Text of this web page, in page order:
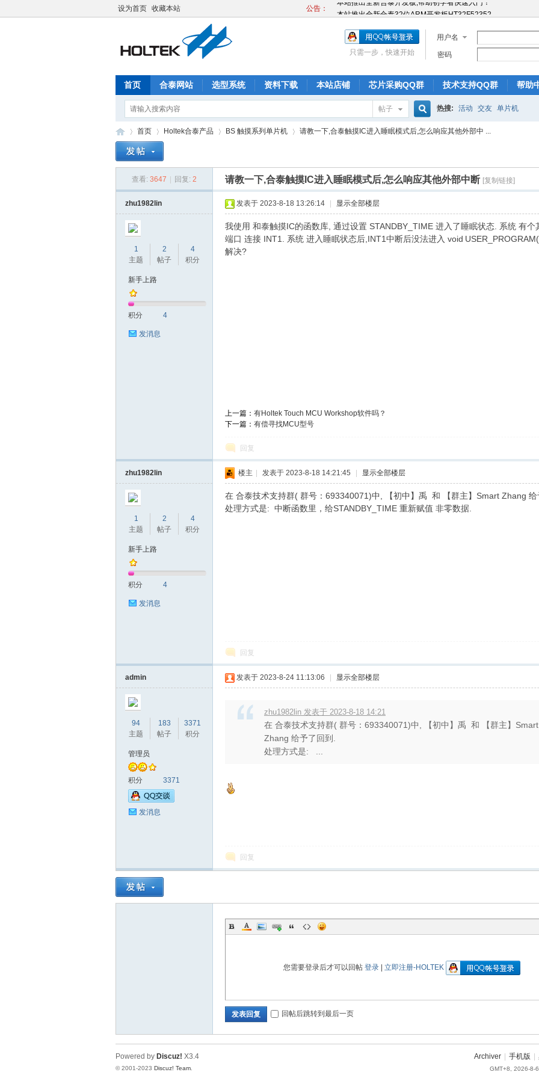
设为首页 收藏本站
用户名
密码
只需一步，快速开始
首页 合泰网站 选型系统 资料下载 本站店铺 芯片采购QQ群 技术支持QQ群 帮助
帖子
搜
索
热搜: 活动 交友 单片机
论
首页
›
Holtek合泰产品 BS 触摸系列单片机
›
请教一下,合泰触摸IC进入睡眠模式后,怎么响应其他外部中 ...
查看: 3647 回复: 2 请教一下,合泰触摸IC进入睡眠模式后,怎么响应其他外部中断 [复制链接]
zhu1982lin
1
主题
2
帖子
4
积分
新手上路
积分 4
发消息
发表于 2023-8-18 13:26:14 显示全部楼层
我使用 和泰触摸IC的函数库, 通过设置 STANDBY_TIME 进入了睡眠状态. 系统 有个
端口 连接 INT1. 系统 进入睡眠状态后,INT1中断后没法进入 void
解决?
上一篇： 有Holtek Touch MCU Workshop软件吗？
下一篇： 有偿寻找MCU型号
回复
zhu1982lin
1
主题
2
帖子
4
积分
新手上路
积分 4
发消息
楼主 发表于 2023-8-18 14:21:45 显示全部楼层
在 合泰技术支持群( 群号：693340071)中, 【初中】禹 和 【群主】Smart Zhang 给
处理方式是: 中断函数里，给STANDBY_TIME 重新赋值 非零数据.
回复
admin
94
主题
183
帖子
3371
积分
管理员
积分 3371
发消息
发表于 2023-8-24 11:13:06 显示全部楼层
zhu1982lin 发表于 2023-8-18 14:21
在 合泰技术支持群( 群号：693340071)中, 【初中】禹 和 【群主】Smart
Zhang 给予了回到.
处理方式是: ...
回复
您需要登录后才可以回帖 登录| 立即注册-HOLTEK
发表回复 回帖后跳转到最后一页
公告：
本站推出全新合泰32位ARM开发板HT32F52352
本站推出全新合泰32位ARM开发板HT32F52352
本站推出全新合泰开发板,帮助初学者快速入门！
本站推出全新合泰32位ARM开发板HT32F52352
Archiver 手机版
GMT+8, 2026-8-
Powered by Discuz! X3.4
© 2001-2023 Discuz! Team